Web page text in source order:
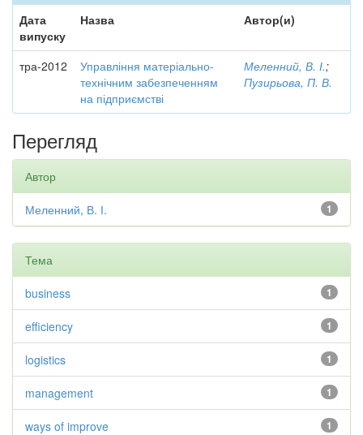
Дата
випуску
Назва Автор(и)
тра-2012
Управління матеріально-
технічним забезпеченням
на підприємстві
Меленний, В. І.;
Пузирьова, П. В.
Перегляд
Автор
1
Меленний, В. І.
Тема
1
business
1
efficiency
1
logistics
1
management
1
ways of improve